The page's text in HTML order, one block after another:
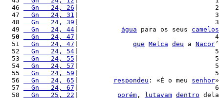
  46
  Gn   24, 26
|
  47
  Gn   24, 31
|
  48
  Gn   24, 39
|
  49
  Gn   24, 44
água para os seus camelos
  50
  Gn   24, 47
|
  51
  Gn   24, 47
que Melca deu a Nacor
  52
  Gn   24, 54
|
  53
  Gn   24, 55
|
  54
  Gn   24, 57
|
  55
  Gn   24, 59
|
  56
  Gn   24, 65
respondeu : «É o meu senhor
  57
  Gn   24, 67
|
  58
  Gn   25, 22
porém , lutavam dentro